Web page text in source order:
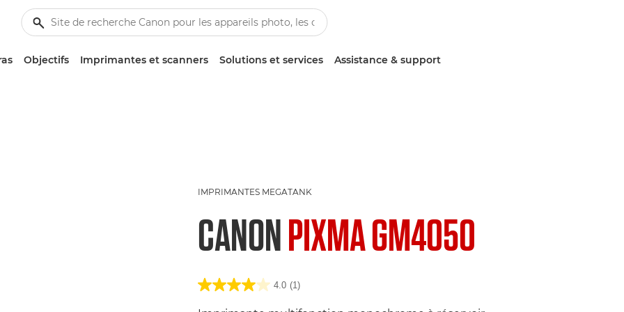
Objectifs Imprimantes et scanners Solutions et services Assistance & support
IMPRIMANTES MEGATANK
CANONPIXMA GM4050
4.0 (1)